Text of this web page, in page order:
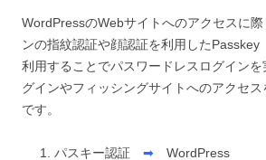
WordPressのWebサイトへのアクセスに
ンの指紋認証や顔認証を利用したPasskey
利用することでパスワードレスログインを
グインやフィッシングサイトへのアクセ
です。
パスキー認証 ➡ WordPress